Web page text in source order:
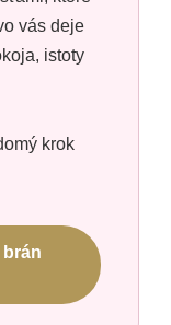
vás deje
istoty
krok